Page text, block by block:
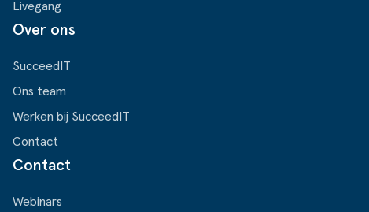
Livegang
Over ons
SucceedIT
Ons team
Werken bij SucceedIT
Contact
Contact
Webinars